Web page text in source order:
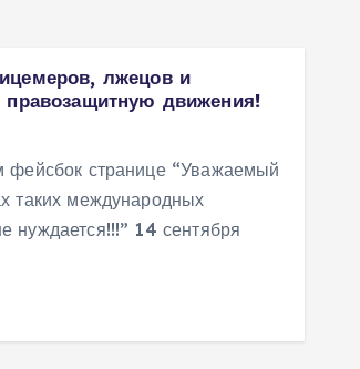
лжецов и
правозащитную движения!
фейсбок странице “Уважаемый
таких международных
нуждается!!!” 14 сентября